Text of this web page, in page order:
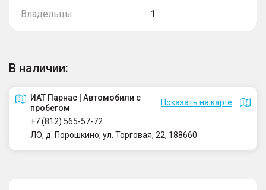
Владельцы 1
В наличии:
ИАТ Парнас | Автомобили с
пробегом
Показать на карте
+7 (812) 565-57-72
ЛО, д. Порошкино, ул. Торговая, 22, 188660